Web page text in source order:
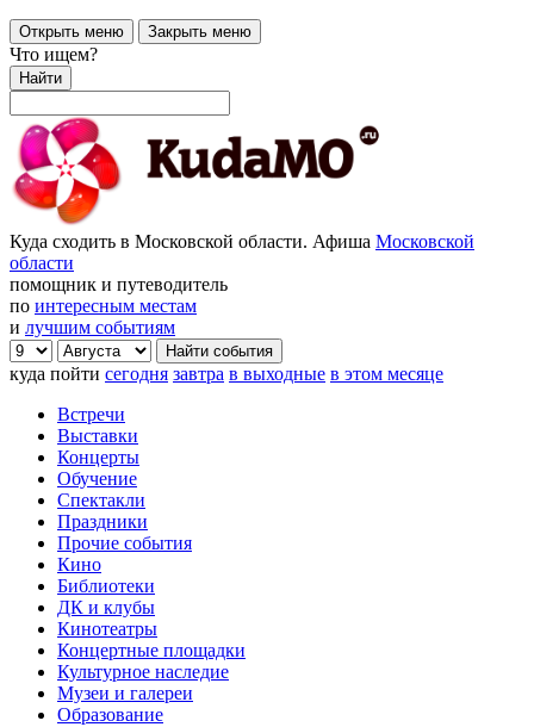
Открыть меню Закрыть меню
Что ищем?
Найти
Куда сходить в Московской области. Афиша Московской
области
помощник и путеводитель
по интересным местам
и лучшим событиям
куда пойти сегодня завтра в выходные в этом месяце
Встречи
Выставки
Концерты
Обучение
Спектакли
Праздники
Прочие события
Кино
Библиотеки
ДК и клубы
Кинотеатры
Концертные площадки
Культурное наследие
Музеи и галереи
Образование